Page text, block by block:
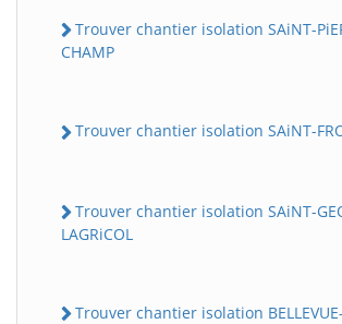
Trouver chantier isolation SAiNT-
CHAMP
Trouver chantier isolation SAiNT-
Trouver chantier isolation SAiNT-
LAGRiCOL
Trouver chantier isolation